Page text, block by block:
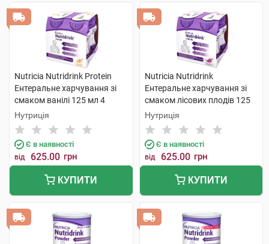
Nutricia Nutridrink Protein
Ентеральне харчування зі
смаком ванілі 125 мл 4
пляшки
Нутриція
Є в наявності
від 625.00 грн
КУПИТИ
Nutricia Nutridrink
Ентеральне харчування зі
смаком лісових плодів 125
мл 4 пляшки
Нутриція
Є в наявності
від 625.00 грн
КУПИТИ